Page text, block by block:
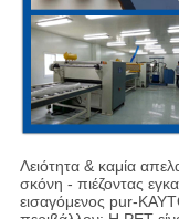
Λειότητα & καμία
σκόνη - πιέζοντας
εισαγόμενος pur-